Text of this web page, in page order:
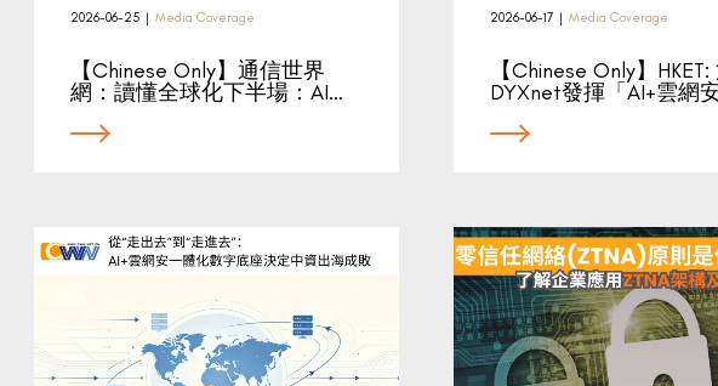
2026-06-25 | Media Coverage
【Chinese Only】通信世界
網：讀懂全球化下半場：AI…
2026-06-17 | Media Coverage
【Chinese Only】
DYXnet發揮「AI+雲網